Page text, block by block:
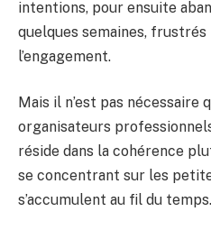
intentions, pour ensuite
quelques semaines, frustrés
l’engagement.
Mais il n’est pas nécessaire
organisateurs
réside dans la cohérence
se concentrant sur les
s’accumulent au fil du temps.